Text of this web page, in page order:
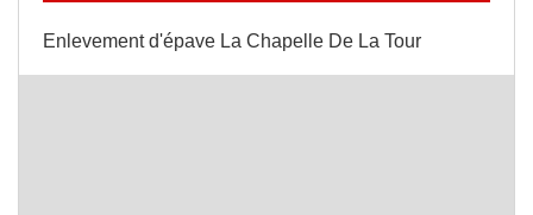
Enlevement d'épave La Chapelle De La Tour